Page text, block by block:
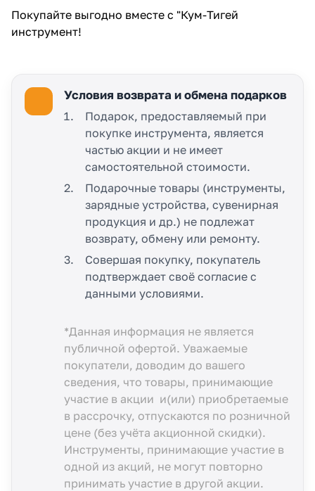
Покупайте выгодно вместе с "Кум-Тигей
инструмент!
Условия возврата и обмена подарков
Подарок, предоставляемый при
покупке инструмента, является
частью акции и не имеет
самостоятельной стоимости.
Подарочные товары (инструменты,
зарядные устройства, сувенирная
продукция и др.) не подлежат
возврату, обмену или ремонту.
Совершая покупку, покупатель
подтверждает своё согласие с
данными условиями.
*Данная информация не является
публичной офертой. Уважаемые
покупатели, доводим до вашего
сведения, что товары, принимающие
участие в акции и(или) приобретаемые
в рассрочку, отпускаются по розничной
цене (без учёта акционной скидки).
Инструменты, принимающие участие в
одной из акций, не могут повторно
принимать участие в другой акции.